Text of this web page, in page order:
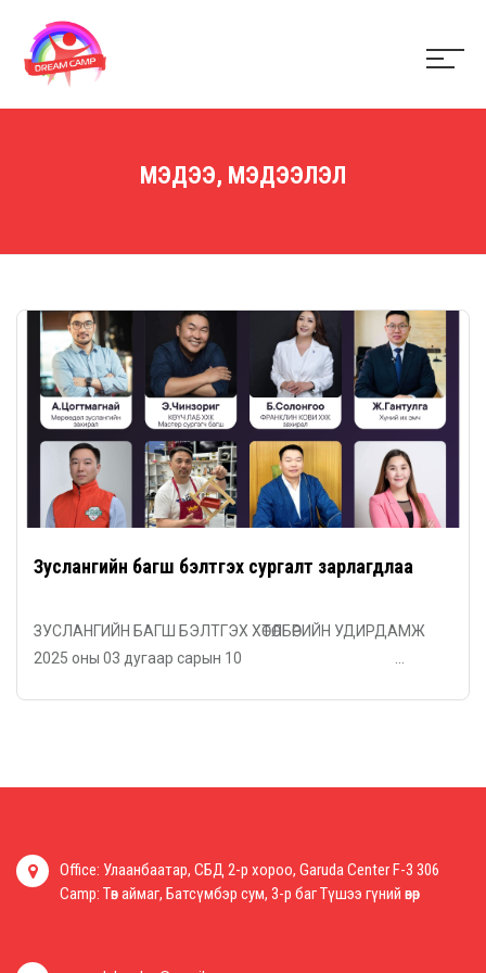
МЭДЭЭ, МЭДЭЭЛЭЛ
Зуслангийн багш бэлтгэх сургалт зарлагдлаа
ЗУСЛАНГИЙН БАГШ БЭЛТГЭХ ХӨТӨЛБӨРИЙН УДИРДАМЖ
2025 оны 03 дугаар сарын 10 ...
Office: Улаанбаатар, СБД 2-р хороо, Garuda Center F-3 306
Camp: Төв аймаг, Батсүмбэр сум, 3-р баг Түшээ гүний өвөр